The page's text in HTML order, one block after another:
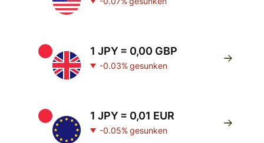
1 JPY = 0,00 GBP
-0.03% gesunken
1 JPY = 0,01 EUR
-0.05% gesunken